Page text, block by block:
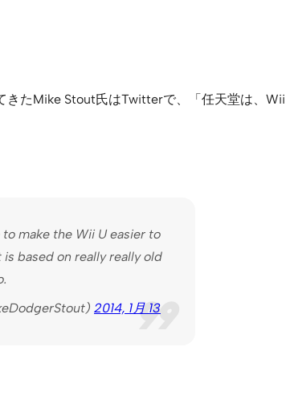
たMike Stout氏はTwitterで、「任天堂は、
make the Wii U easier to
based on really really old
2014, 1月 13